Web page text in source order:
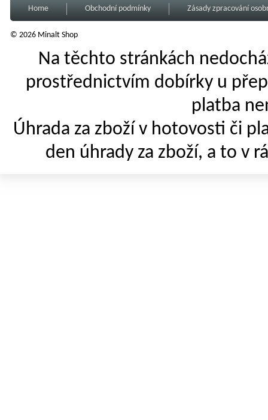
Home Obchodní podmínky Zásady zpracování
© 2026 Minalt Shop
Na těchto stránkách
prostřednictvím dobírky u
platba
Úhrada za zboží v hotovosti či
den úhrady za zboží, a to v